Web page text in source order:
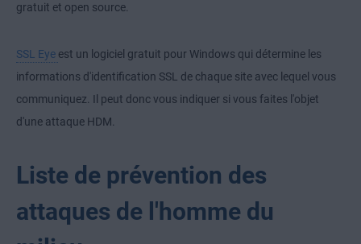
gratuit et open source.
SSL Eye est un logiciel gratuit pour Windows qui détermine les
informations d'identification SSL de chaque site avec lequel vous
communiquez. Il peut donc vous indiquer si vous faites l'objet
d'une attaque HDM.
Liste de prévention des
attaques de l'homme du